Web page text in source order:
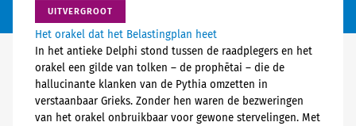
UITVERGROOT
Het orakel dat het Belastingplan heet
In het antieke Delphi stond tussen de raadplegers en het
orakel een gilde van tolken – de prophētai – die de
hallucinante klanken van de Pythia omzetten in
verstaanbaar Grieks. Zonder hen waren de bezweringen
van het orakel onbruikbaar voor gewone stervelingen. Met